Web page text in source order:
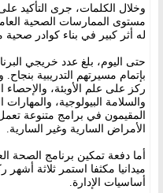
وخلال الكلمات، جرى التأكيد
له أثر كبير في بناء كوادر صحية
بإتمام مسيرتهم التدريبية
ركز على علم الأوبئة، والإحصاء
والسلامة البيولوجية،
المقيمون في برامج متنوعة
الأمراض السارية وغير السارية.
ميدانيا مكثفا استمر ثلاثة
أساسيات الإدارة.